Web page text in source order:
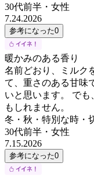
30代前半 ・ 女性
7.24.2026
参考になった0
暖かみのある香り
名前どおり、ミルク
て、重さのある甘味
いと思います。 で
もしれません。
冬・秋・特別な時・
30代前半 ・ 女性
7.15.2026
参考になった0